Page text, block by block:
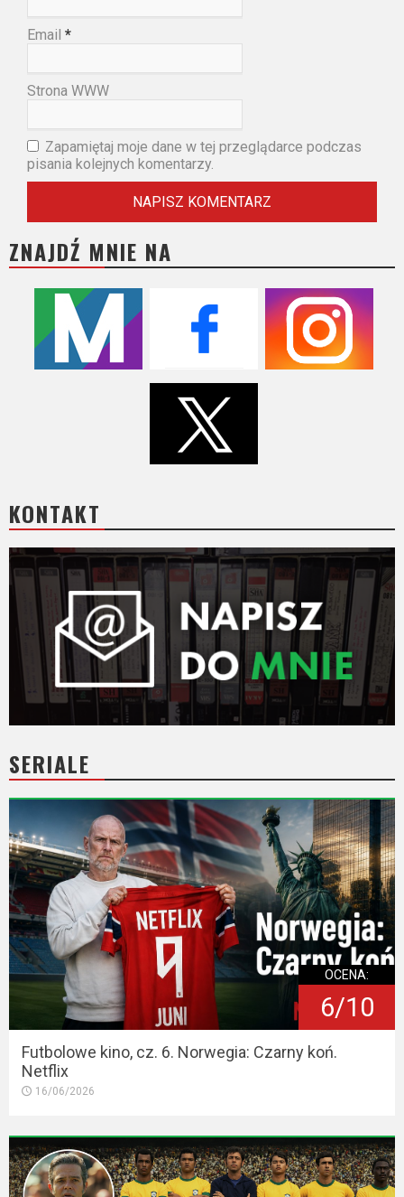
Email *
Strona WWW
Zapamiętaj moje dane w tej przeglądarce podczas
pisania kolejnych komentarzy.
ZNAJDŹ MNIE NA
KONTAKT
SERIALE
OCENA:
6/10
Futbolowe kino, cz. 6. Norwegia: Czarny koń.
Netflix
16/06/2026